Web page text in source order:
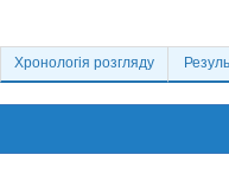
Хронологія розгляду